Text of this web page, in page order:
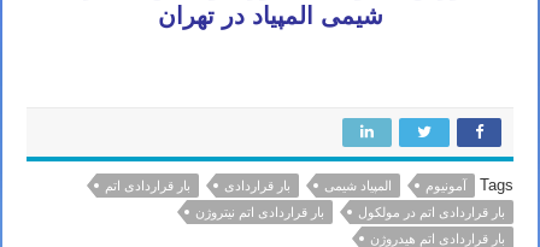
شیمی المپیاد در تهران
Tags آمونیوم المپیاد شیمی بار قراردادی
بار قراردادی اتم
بار قراردادی اتم در مولکول
بار قراردادی اتم نیتروژن
بار قراردادی اتم هیدروژن